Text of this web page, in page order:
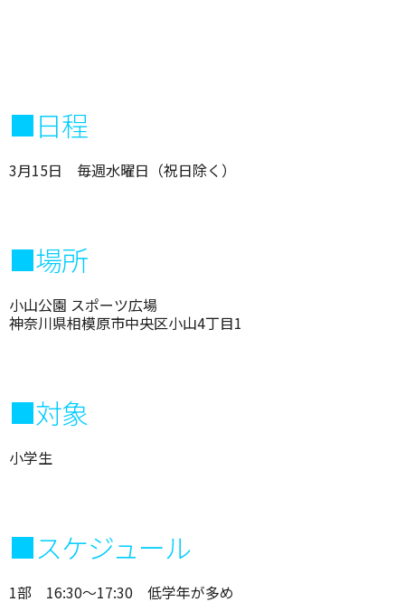
■日程
3月15日 毎週水曜日（祝日除く）
■場所
小山公園 スポーツ広場
神奈川県相模原市中央区小山4丁目1
■対象
小学生
■スケジュール
1部 16:30～17:30 低学年が多め